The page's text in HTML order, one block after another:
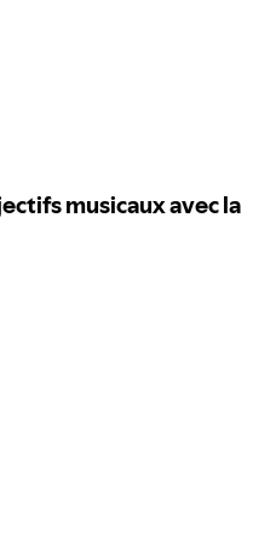
musicaux avec la